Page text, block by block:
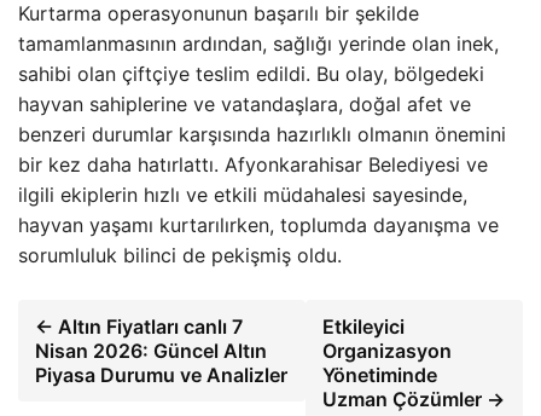
Kurtarma operasyonunun başarılı bir şekilde
tamamlanmasının ardından, sağlığı yerinde olan inek,
sahibi olan çiftçiye teslim edildi. Bu olay, bölgedeki
hayvan sahiplerine ve vatandaşlara, doğal afet ve
benzeri durumlar karşısında hazırlıklı olmanın önemini
bir kez daha hatırlattı. Afyonkarahisar Belediyesi ve
ilgili ekiplerin hızlı ve etkili müdahalesi sayesinde,
hayvan yaşamı kurtarılırken, toplumda dayanışma ve
sorumluluk bilinci de pekişmiş oldu.
← Altın Fiyatları canlı 7
Nisan 2026: Güncel Altın
Piyasa Durumu ve Analizler
Etkileyici
Organizasyon
Yönetiminde
Uzman Çözümler →